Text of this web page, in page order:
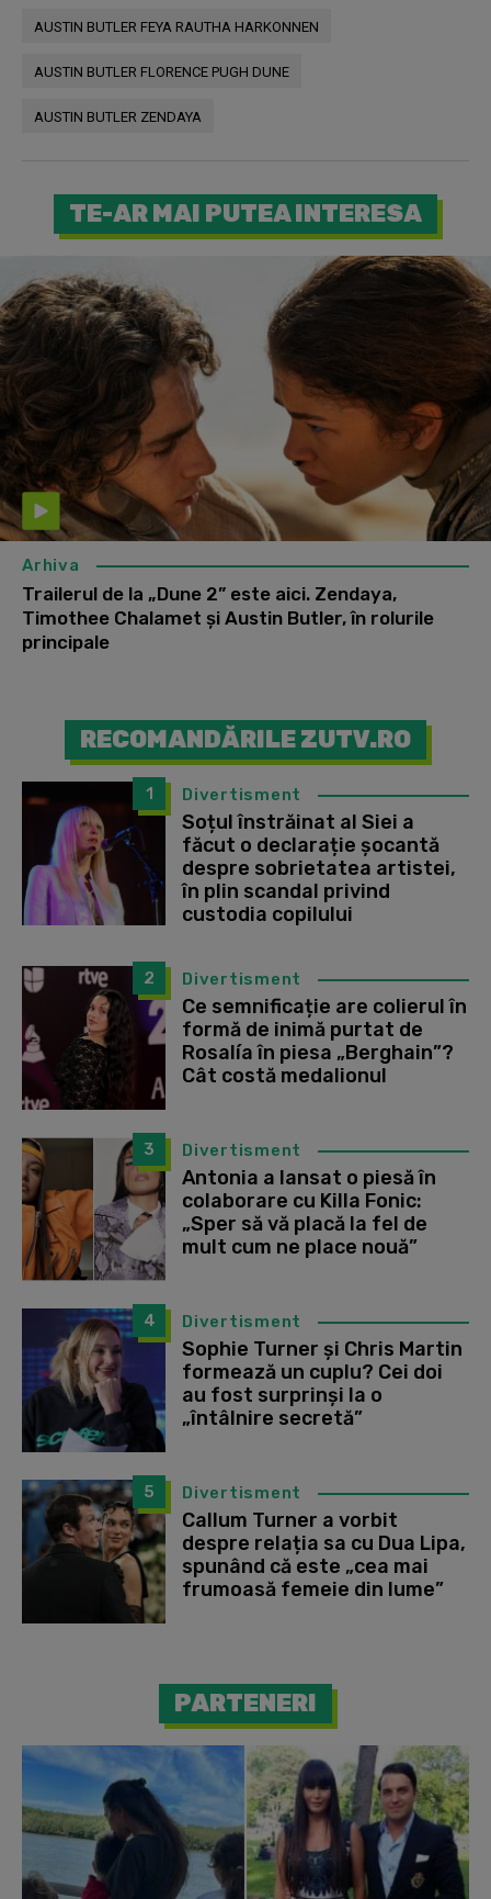
AUSTIN BUTLER FEYA RAUTHA HARKONNEN
AUSTIN BUTLER FLORENCE PUGH DUNE
AUSTIN BUTLER ZENDAYA
TE-AR MAI PUTEA INTERESA
Arhiva
Trailerul de la „Dune 2” este aici. Zendaya,
Timothee Chalamet și Austin Butler, în rolurile
principale
RECOMANDĂRILE ZUTV.RO
1 Divertisment
Soțul înstrăinat al Siei a
făcut o declarație șocantă
despre sobrietatea artistei,
în plin scandal privind
custodia copilului
2 Divertisment
Ce semnificație are colierul în
formă de inimă purtat de
Rosalía în piesa „Berghain”?
Cât costă medalionul
3 Divertisment
Antonia a lansat o piesă în
colaborare cu Killa Fonic:
„Sper să vă placă la fel de
mult cum ne place nouă”
4 Divertisment
Sophie Turner și Chris Martin
formează un cuplu? Cei doi
au fost surprinși la o
„întâlnire secretă”
5 Divertisment
Callum Turner a vorbit
despre relația sa cu Dua Lipa,
spunând că este „cea mai
frumoasă femeie din lume”
PARTENERI